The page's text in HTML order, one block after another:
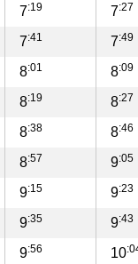
7:19 7:27
7:41 7:49
8:01 8:09
8:19 8:27
8:38 8:46
8:57 9:05
9:15 9:23
9:35 9:43
9:56 10